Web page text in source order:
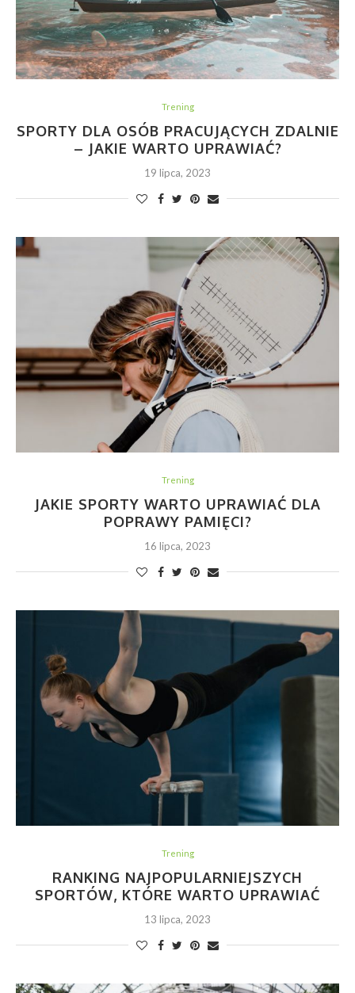
Trening
SPORTY DLA OSÓB PRACUJĄCYCH ZDALNIE
– JAKIE WARTO UPRAWIAĆ?
19 lipca, 2023
Trening
JAKIE SPORTY WARTO UPRAWIAĆ DLA
POPRAWY PAMIĘCI?
16 lipca, 2023
Trening
RANKING NAJPOPULARNIEJSZYCH
SPORTÓW, KTÓRE WARTO UPRAWIAĆ
13 lipca, 2023